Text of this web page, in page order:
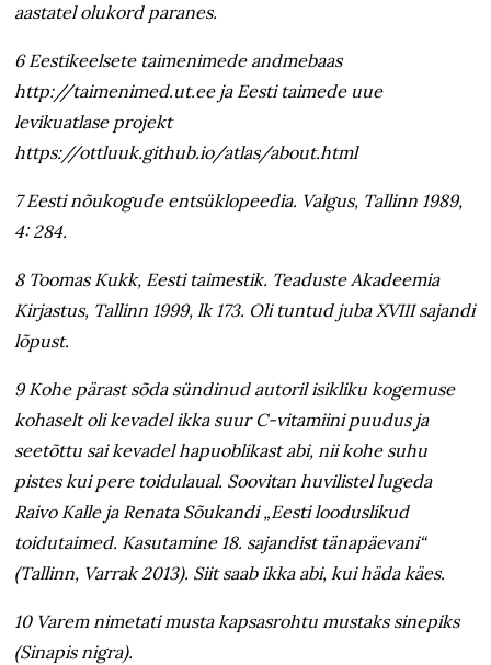
aastatel olukord paranes.
6 Eestikeelsete taimenimede andmebaas
http://taimenimed.ut.ee ja Eesti taimede uue
levikuatlase projekt
https://ottluuk.github.io/atlas/about.html
7 Eesti nõukogude entsüklopeedia. Valgus, Tallinn 1989,
4: 284.
8 Toomas Kukk, Eesti taimestik. Teaduste Akadeemia
Kirjastus, Tallinn 1999, lk 173. Oli tuntud juba XVIII sajandi
lõpust.
9 Kohe pärast sõda sündinud autoril isikliku kogemuse
kohaselt oli kevadel ikka suur C-vitamiini puudus ja
seetõttu sai kevadel hapuoblikast abi, nii kohe suhu
pistes kui pere toidulaual. Soovitan huvilistel lugeda
Raivo Kalle ja Renata Sõukandi „Eesti looduslikud
toidutaimed. Kasutamine 18. sajandist tänapäevani“
(Tallinn, Varrak 2013). Siit saab ikka abi, kui häda käes.
10 Varem nimetati musta kapsasrohtu mustaks sinepiks
(Sinapis nigra).